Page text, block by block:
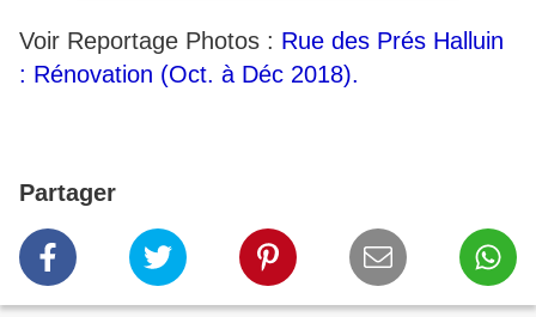
Voir Reportage Photos : Rue des Prés Halluin
: Rénovation (Oct. à Déc 2018).
Partager